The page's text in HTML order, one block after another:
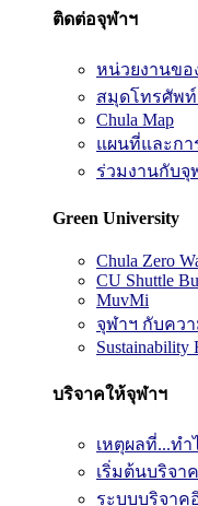
ติดต่อจุฬาฯ
หน่วยงานขอ
สมุดโทรศัพ
Chula Map
แผนที่และกา
ร่วมงานกับจุ
Green University
Chula Zero
CU Shuttle
MuvMi
จุฬาฯ กับคว
Sustainability
บริจาคให้จุฬาฯ
เหตุผลที่...ท
เริ่มต้นบริจาค
ระบบบริจาค